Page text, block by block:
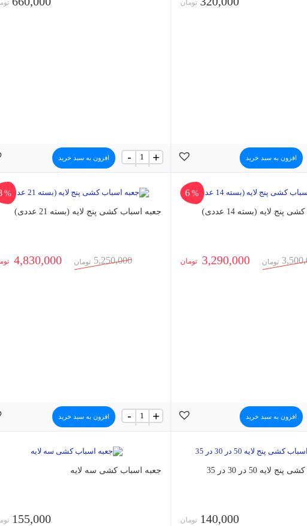
افزون به سبد خرید
تومان
بقچه
لباس
سایز
جنس
عدد
+
- افزون به سبد خرید
پنج لایه (بسته 14 عددی)
افزون به سبد خرید
6 %
3,290,000 تومان تومان
جعبه اسباب کشی پنج لایه (بسته 21 عددی)
جعبه
اسباب
کشی
21
+
- افزون به سبد خرید
%
4,830,000 5,250,000 تومان
لایه 50 در 30 در 35
140,000 تومان
جعبه اسباب کشی سه لایه
155,000